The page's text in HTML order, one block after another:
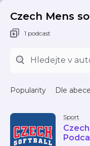
Czech Mens
1 podcast
Popularity Dle
Sport